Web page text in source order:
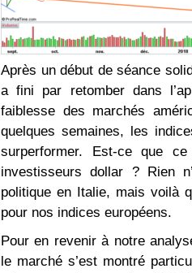
Après un début de séance
a fini par retomber dans
faiblesse des marchés
quelques semaines, les
surperformer. Est-ce que
investisseurs dollar ? Rien
politique en Italie, mais voilà
pour nos indices européens.
Pour en revenir à notre
le marché s’est montré